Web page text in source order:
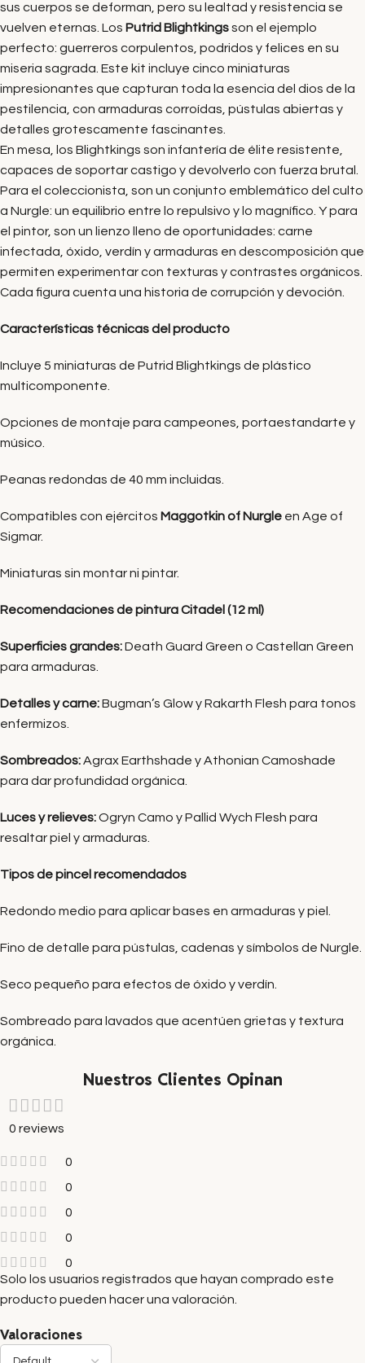
sus cuerpos se deforman, pero su lealtad y resistencia se
vuelven eternas. Los Putrid Blightkingsson el ejemplo
perfecto: guerreros corpulentos, podridos y felices en su
miseria sagrada. Este kit incluye cinco miniaturas
impresionantes que capturan toda la esencia del dios de la
pestilencia, con armaduras corroídas, pústulas abiertas y
detalles grotescamente fascinantes.
En mesa, los Blightkings son infantería de élite resistente,
capaces de soportar castigo y devolverlo con fuerza brutal.
Para el coleccionista, son un conjunto emblemático del culto
a Nurgle: un equilibrio entre lo repulsivo y lo magnífico. Y para
el pintor, son un lienzo lleno de oportunidades: carne
infectada, óxido, verdín y armaduras en descomposición que
permiten experimentar con texturas y contrastes orgánicos.
Cada figura cuenta una historia de corrupción y devoción.
Características técnicas del producto
Incluye 5 miniaturas de Putrid Blightkings de plástico
multicomponente.
Opciones de montaje para campeones, portaestandarte y
músico.
Peanas redondas de 40 mm incluidas.
Compatibles con ejércitos Maggotkin of Nurgle en Age of
Sigmar.
Miniaturas sin montar ni pintar.
Recomendaciones de pintura Citadel (12 ml)
Superficies grandes:Death Guard Green o Castellan Green
para armaduras.
Detalles y carne:Bugman’s Glow y Rakarth Flesh para tonos
enfermizos.
Sombreados:Agrax Earthshade y Athonian Camoshade
para dar profundidad orgánica.
Luces y relieves:Ogryn Camo y Pallid Wych Flesh para
resaltar piel y armaduras.
Tipos de pincel recomendados
Redondo medio para aplicar bases en armaduras y piel.
Fino de detalle para pústulas, cadenas y símbolos de Nurgle.
Seco pequeño para efectos de óxido y verdín.
Sombreado para lavados que acentúen grietas y textura
orgánica.
Nuestros Clientes Opinan
0 reviews
0
0
0
0
0
Valoraciones
Solo los usuarios registrados que hayan comprado este
producto pueden hacer una valoración.